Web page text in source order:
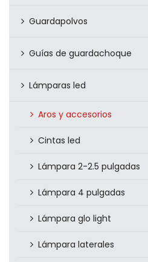
Guardapolvos
Guías de guardachoque
Lámparas led
Aros y accesorios
Cintas led
Lámpara 2-2.5 pulgadas
Lámpara 4 pulgadas
Lámpara glo light
Lámpara laterales